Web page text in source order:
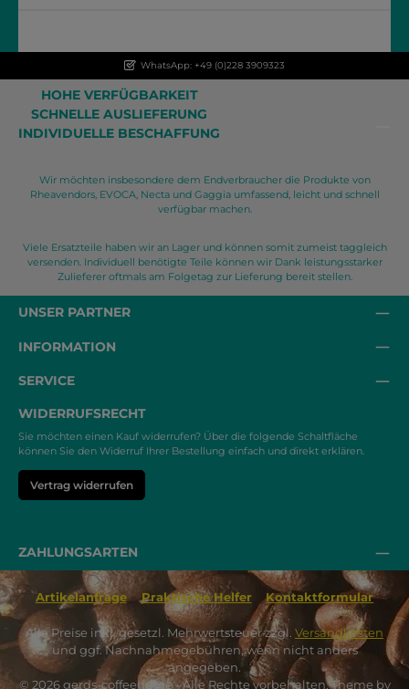
WhatsApp: +49 (0)228 3909323
HOHE VERFÜGBARKEIT
SCHNELLE AUSLIEFERUNG
INDIVIDUELLE BESCHAFFUNG
Wir möchten insbesondere dem Endverbraucher die Produkte von
Rheavendors, EVOCA, Necta und Gaggia umfassend, leicht und schnell
verfügbar machen.
Viele Ersatzteile haben wir an Lager und können somit zumeist taggleich
versenden. Individuell benötigte Teile können wir Dank leistungsstarker
Zulieferer oftmals am Folgetag zur Lieferung bereit stellen.
UNSER PARTNER
INFORMATION
SERVICE
WIDERRUFSRECHT
Sie möchten einen Kauf widerrufen? Über die folgende Schaltfläche
können Sie den Widerruf Ihrer Bestellung einfach und direkt erklären.
Vertrag widerrufen
ZAHLUNGSARTEN
Artikelanfrage Praktische Helfer Kontaktformular
Alle Preise inkl. gesetzl. Mehrwertsteuer zzgl. Versandkosten
und ggf. Nachnahmegebühren, wenn nicht anders
angegeben.
© 2026 gerds-coffeehome - Alle Rechte vorbehalten. Theme by